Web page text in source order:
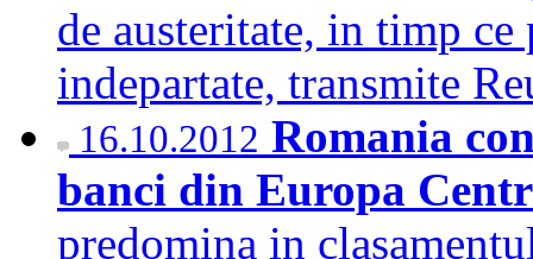
de austeritate, in timp
indepartate, transmite
16.10.2012 Romania
banci din Europa
predomina in